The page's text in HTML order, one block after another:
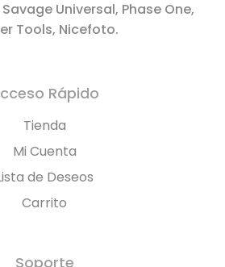
Universal, Phase One,
Tools, Nicefoto.
Rápido
Tienda
Mi Cuenta
de Deseos
Carrito
Soporte